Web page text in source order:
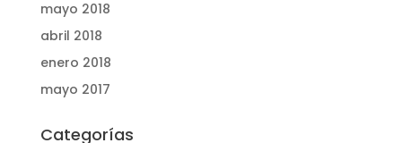
mayo 2018
abril 2018
enero 2018
mayo 2017
Categorías